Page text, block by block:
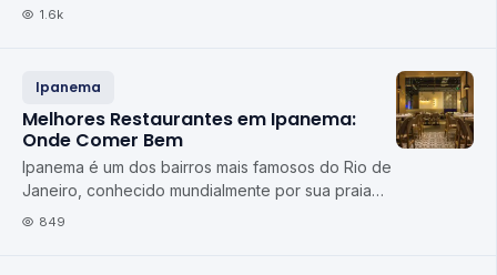
1.6k
Ipanema
Melhores Restaurantes em Ipanema:
Onde Comer Bem
Ipanema é um dos bairros mais famosos do Rio de
Janeiro, conhecido mundialmente por sua praia
icônica, seu charme boêmio e seu estilo de vid...
849